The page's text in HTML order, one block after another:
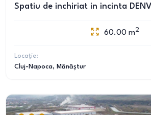
Spatiu de inchiriat in incinta
60.00 m2
Locație:
Cluj-Napoca, Mănăștur